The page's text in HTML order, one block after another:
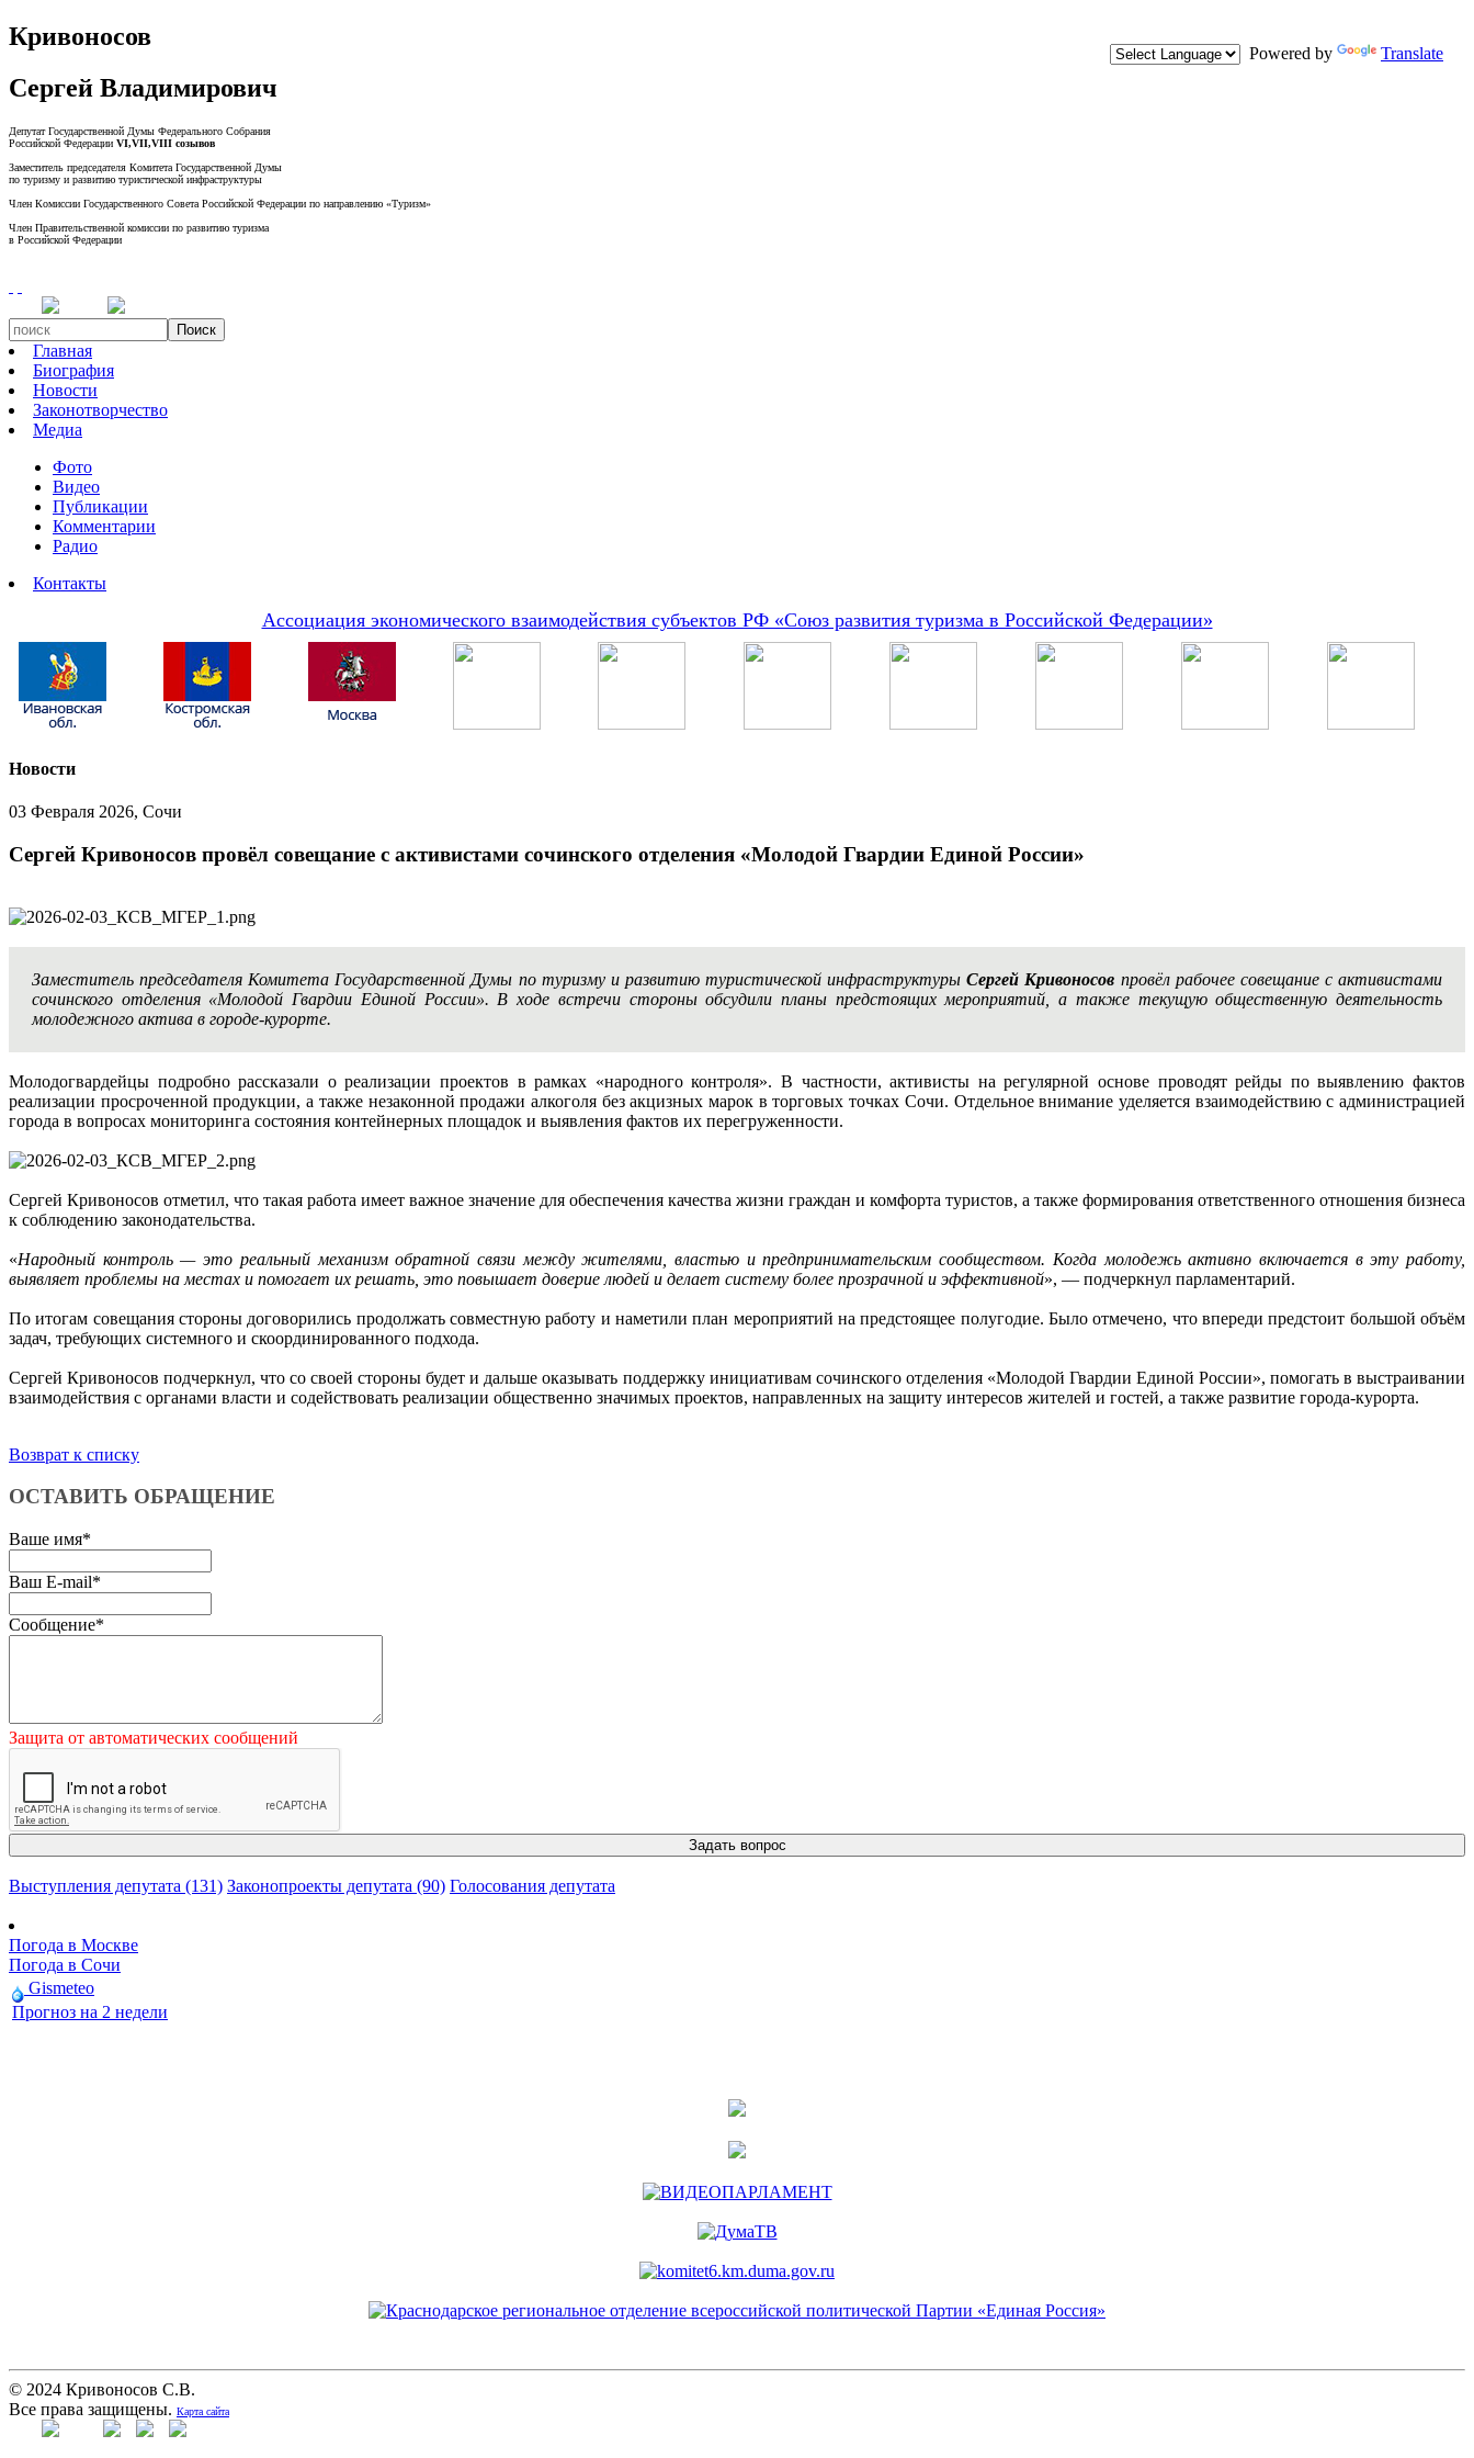
Powered by Translate
Кривоносов
Сергей Владимирович
Депутат Государственной Думы Федерального Собрания
Российской Федерации VI,VII,VIII созывов
Заместитель председателя Комитета Государственной Думы
по туризму и развитию туристической инфраструктуры
Член Комиссии Государственного Совета Российской Федерации по направлению «Туризм»
Член Правительственной комиссии по развитию туризма
в Российской Федерации
Поиск
Главная
Биография
Новости
Законотворчество
Медиа
Фото
Видео
Публикации
Комментарии
Радио
Контакты
Ассоциация экономического взаимодействия субъектов РФ «Союз развития туризма в Российской Федерации»
Новости
03 Февраля 2026, Сочи
Сергей Кривоносов провёл совещание с активистами сочинского отделения «Молодой Гвардии Единой России»
Заместитель председателя Комитета Государственной Думы по туризму и развитию туристической инфраструктурыСергей Кривоносов провёл рабочее совещание с активистами
сочинского отделения «Молодой Гвардии Единой России». В ходе встречи стороны обсудили планы предстоящих мероприятий, а также текущую общественную деятельность
молодежного актива в городе-курорте.
Молодогвардейцы подробно рассказали о реализации проектов в рамках «народного контроля». В частности, активисты на регулярной основе проводят рейды по выявлению фактов
реализации просроченной продукции, а также незаконной продажи алкоголя без акцизных марок в торговых точках Сочи. Отдельное внимание уделяется взаимодействию с администрацией
города в вопросах мониторинга состояния контейнерных площадок и выявления фактов их перегруженности.
Сергей Кривоносов отметил, что такая работа имеет важное значение для обеспечения качества жизни граждан и комфорта туристов, а также формирования ответственного отношения бизнеса
к соблюдению законодательства.
«Народный контроль — это реальный механизм обратной связи между жителями, властью и предпринимательским сообществом. Когда молодежь активно включается в эту работу,
выявляет проблемы на местах и помогает их решать, это повышает доверие людей и делает систему более прозрачной и эффективной», — подчеркнул парламентарий.
По итогам совещания стороны договорились продолжать совместную работу и наметили план мероприятий на предстоящее полугодие. Было отмечено, что впереди предстоит большой объём
задач, требующих системного и скоординированного подхода.
Сергей Кривоносов подчеркнул, что со своей стороны будет и дальше оказывать поддержку инициативам сочинского отделения «Молодой Гвардии Единой России», помогать в выстраивании
взаимодействия с органами власти и содействовать реализации общественно значимых проектов, направленных на защиту интересов жителей и гостей, а также развитие города-курорта.
Возврат к списку
ОСТАВИТЬ ОБРАЩЕНИЕ
Ваше имя*
Ваш E-mail*
Сообщение*
Защита от автоматических сообщений
Выступления депутата (131) Законопроекты депутата (90) Голосования депутата
Погода в Москве
Погода в Сочи
Gismeteo
Прогноз на 2 недели
© 2024 Кривоносов С.В.
Все права защищены. Карта сайта